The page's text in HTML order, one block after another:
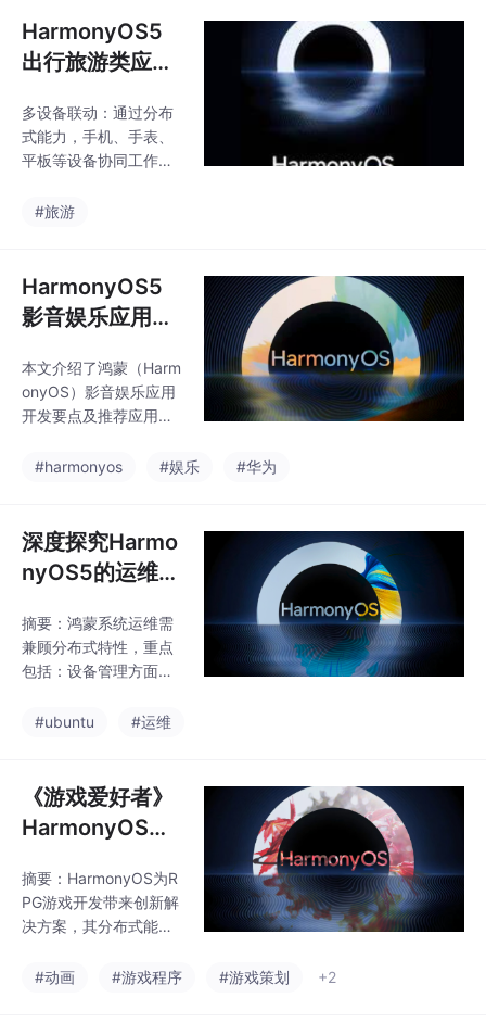
​HarmonyOS5
出行旅游类应用
沉浸式文化探索
工具
多设备联动：通过分布
式能力，手机、手表、
平板等设备协同工作，
航至手表，或在平板上
景感知：AI环境感知框
架结合地理围栏技术，
自动识别用户所处文化
筑群），触发语音导览
或AR复原功能，提供精
准导览体验。多模态交
眼动等交互方式，支持
用户互动性。知识图谱
构建：端侧
#旅游
HarmonyOS5
影音娱乐应用开
本文介绍了鸿蒙（Harm
onyOS）影音娱乐应用
开发要点及推荐应用。
式能力整合（多设备协
跨端UI适配（ArkUI响应
式布局）。推荐应用有
支持4KHDR和多设备续
词流转功能的网易云音
乐鸿蒙版，以及优化大
屏交互的哔哩哔哩HD。
管理和功耗控制。开发
#harmonyos #娱乐 #华为
深度探究Harmo
nyOS5的运维技
摘要：鸿蒙系统运维需
兼顾分布式特性，重点
包括：设备管理方面通
控设备状态，优化分布
键指标，优化跨设备调
用和UI渲染；安全维护
需定期验证TEE状态，
用分布式密钥服务保障
传输安全。运维人员应
掌握日志分析工具和自
踪系统更新，针对分布
#ubuntu #运维
《游戏爱好者》
HarmonyOS角
G）开发基础和
优势
摘要：HarmonyOS为R
PG游戏开发带来创新解
决方案，其分布式能力
（如手机操控、平板显
#动画 #游戏程序 #游戏策划 +2